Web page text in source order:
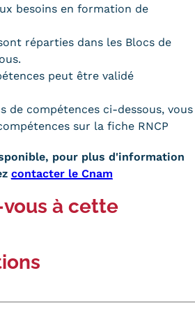
besoins en formation de
réparties dans les Blocs de
peut être validé
de compétences ci-dessous, vous
sur la fiche RNCP
pour plus d'information
contacter le Cnam
à cette